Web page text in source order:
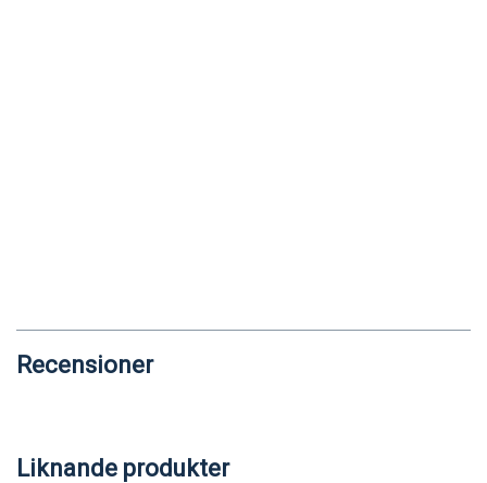
Recensioner
Liknande produkter